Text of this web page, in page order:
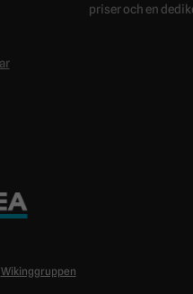
priser och en
Wikinggruppen